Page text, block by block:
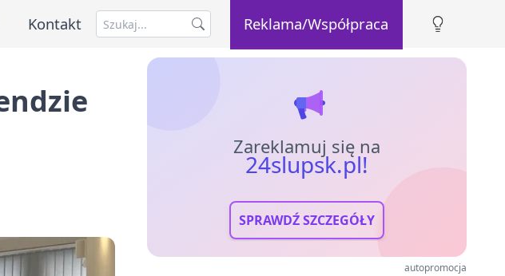
Kontakt Reklama/Współpraca
Zareklamuj się na
24slupsk.pl!
SPRAWDŹ SZCZEGÓŁY
autopromocja